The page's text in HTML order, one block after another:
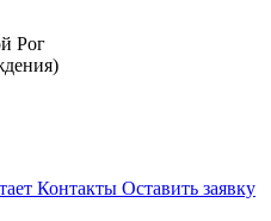
Рог
Контакты Оставить заявку